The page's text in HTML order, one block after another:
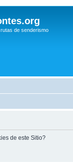
de senderismo
de este Sitio?